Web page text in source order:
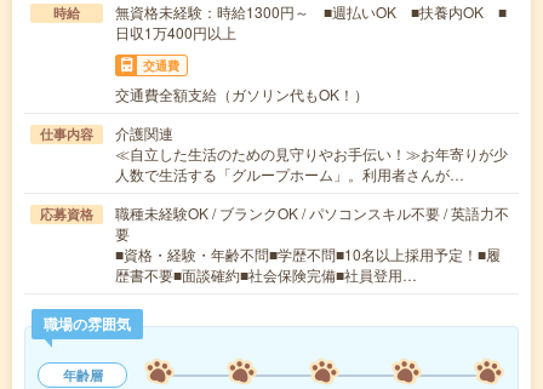
時給
無資格未経験：時給1300円～ ■週払いOK ■扶養内OK ■
日収1万400円以上
交通費
交通費全額支給（ガソリン代もOK！）
仕事内容
介護関連
≪自立した生活のための見守りやお手伝い！≫お年寄りが少
人数で生活する「グループホーム」。利用者さんが…
応募資格
職種未経験OK / ブランクOK / パソコンスキル不要 / 英語力不
要
■資格・経験・年齢不問■学歴不問■10名以上採用予定！■履
歴書不要■面談確約■社会保険完備■社員登用…
職場の雰囲気
年齢層